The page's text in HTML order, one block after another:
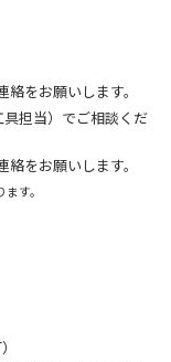
をお願いします。
具担当）でご相談くだ
をお願いします。
す。